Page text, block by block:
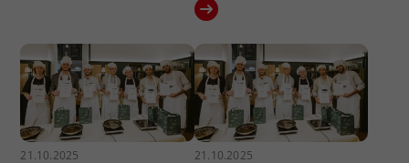
21.10.2025 21.10.2025